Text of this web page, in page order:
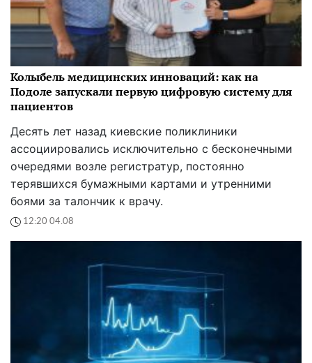
Колыбель медицинских инноваций: как на
Подоле запускали первую цифровую систему для
пациентов
Десять лет назад киевские поликлиники
ассоциировались исключительно с бесконечными
очередями возле регистратур, постоянно
терявшихся бумажными картами и утренними
боями за талончик к врачу.
12:20 04.08